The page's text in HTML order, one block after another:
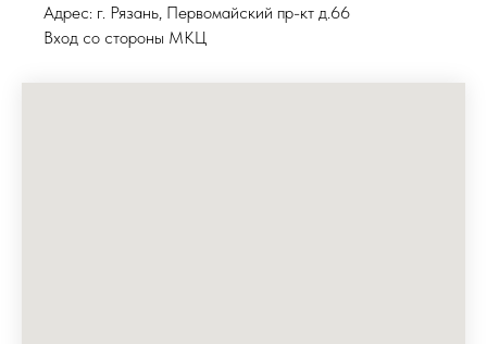
Адрес: г. Рязань, Первомайский пр-кт д.66
Вход со стороны МКЦ